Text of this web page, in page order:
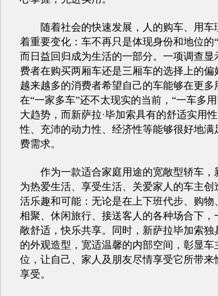
随着社会的快速发展，人的购车、用车
着重要变化：车不再只是体现身份和地位的
而日益回归成为生活的一部分。一项调查显
费者在购买两厢车还是三厢车的选择上的偏
越来越多的消费者希望自己的车能够在更多
在“一家多车”还不太现实的当前，“一车多
大趋势，而新萨拉·毕加索具有的舒适实用
性、充沛的动力性、经济性等能够很好地满
费需求。
作为一款适合家庭用途的宽敞型轿车，
为热爱生活、享受生活、关爱家人的车主创
活乐趣和可能：无论是在上下班代步、购物
相聚、休闲旅行、接送客人的各种场合下，
敞舒适，快乐共享。同时，新萨拉毕加索独
的外观造型，宽适温馨的内部空间，彰显车
位，让自己、家人及朋友尽情享受它所带来
享受。